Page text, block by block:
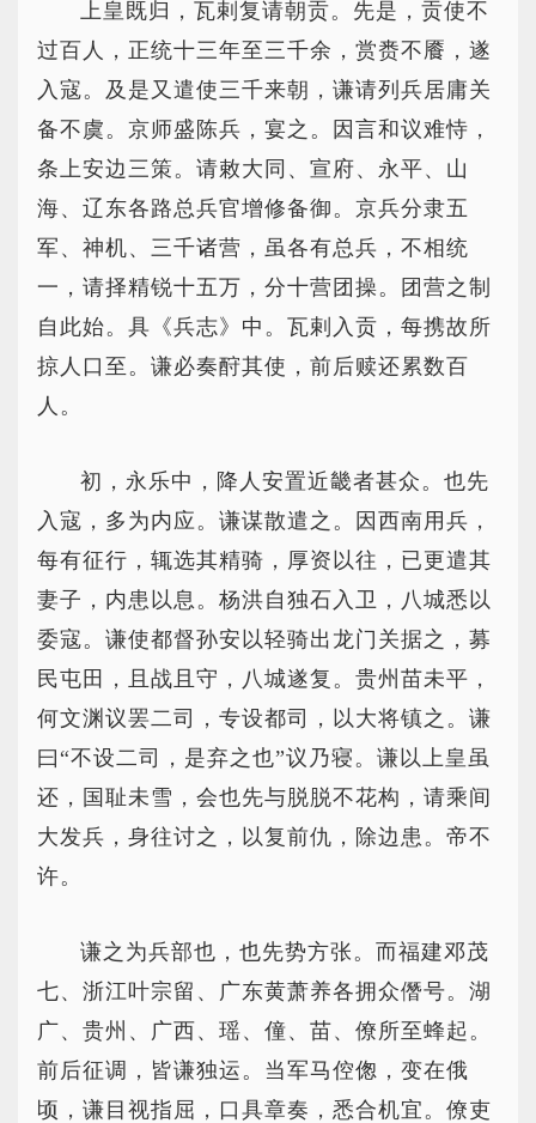
上皇既归，瓦剌复请朝贡。先是，贡使不
过百人，正统十三年至三千余，赏赉不餍，遂
入寇。及是又遣使三千来朝，谦请列兵居庸关
备不虞。京师盛陈兵，宴之。因言和议难恃，
条上安边三策。请敕大同、宣府、永平、山
海、辽东各路总兵官增修备御。京兵分隶五
军、神机、三千诸营，虽各有总兵，不相统
一，请择精锐十五万，分十营团操。团营之制
自此始。具《兵志》中。瓦剌入贡，每携故所
掠人口至。谦必奏酧其使，前后赎还累数百
人。
初，永乐中，降人安置近畿者甚众。也先
入寇，多为内应。谦谋散遣之。因西南用兵，
每有征行，辄选其精骑，厚资以往，已更遣其
妻子，内患以息。杨洪自独石入卫，八城悉以
委寇。谦使都督孙安以轻骑出龙门关据之，募
民屯田，且战且守，八城遂复。贵州苗未平，
何文渊议罢二司，专设都司，以大将镇之。谦
曰“不设二司，是弃之也”议乃寝。谦以上皇虽
还，国耻未雪，会也先与脱脱不花构，请乘间
大发兵，身往讨之，以复前仇，除边患。帝不
许。
谦之为兵部也，也先势方张。而福建邓茂
七、浙江叶宗留、广东黄萧养各拥众僭号。湖
广、贵州、广西、瑶、僮、苗、僚所至蜂起。
前后征调，皆谦独运。当军马倥偬，变在俄
顷，谦目视指屈，口具章奏，悉合机宜。僚吏